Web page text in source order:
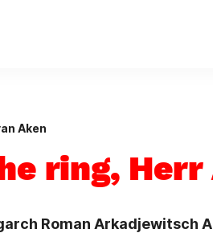
Aken
ring,
Roman Arkadjewitsch